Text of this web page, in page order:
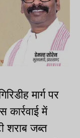
मार्ग पर
में
शराब जब्त